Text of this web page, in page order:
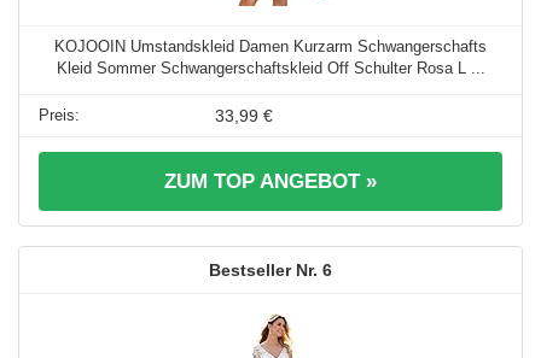
KOJOOIN Umstandskleid Damen Kurzarm Schwangerschafts
Kleid Sommer Schwangerschaftskleid Off Schulter Rosa L ...
33,99 €
ZUM TOP ANGEBOT »
6